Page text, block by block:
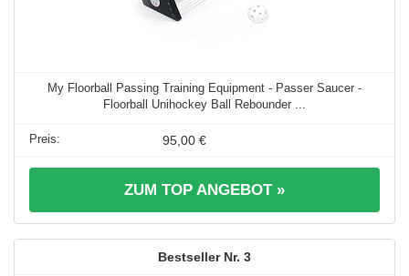
My Floorball Passing Training Equipment - Passer Saucer -
Floorball Unihockey Ball Rebounder ...
95,00 €
ZUM TOP ANGEBOT »
3